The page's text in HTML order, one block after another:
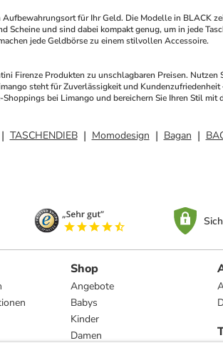
für Ihr Geld. Die Modelle in BLACK
Scheine und sind dabei kompakt genug, um in jede
jede Geldbörse zu einem stilvollen Accessoire.
Firenze Produkten zu unschlagbaren Preisen.
steht für Zuverlässigkeit und
bei Limango und bereichern Sie Ihren Stil
TASCHENDIEB Momodesign Bagan
Shop
Angebote
Babys
Kinder
Damen